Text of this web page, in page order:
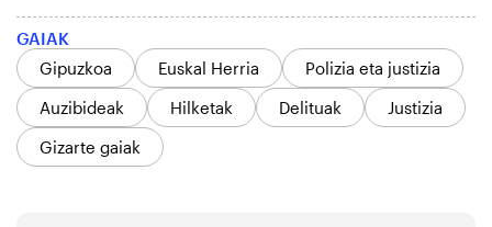
GAIAK
Gipuzkoa
Euskal Herria
Polizia eta justizia
Auzibideak
Hilketak Delituak
Justizia
Gizarte gaiak